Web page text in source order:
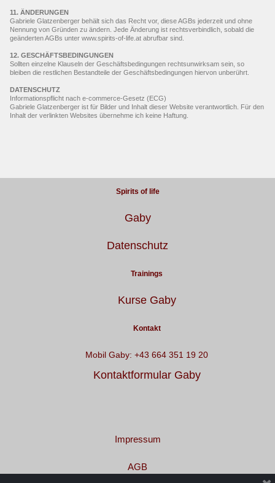
11. ÄNDERUNGEN
Gabriele Glatzenberger behält sich das Recht vor, diese AGBs jederzeit und ohne
Nennung von Gründen zu ändern. Jede Änderung ist rechtsverbindlich, sobald die
geänderten AGBs unter www.spirits-of-life.at abrufbar sind.
12. GESCHÄFTSBEDINGUNGEN
Sollten einzelne Klauseln der Geschäftsbedingungen rechtsunwirksam sein, so
bleiben die restlichen Bestandteile der Geschäftsbedingungen hiervon unberührt.
DATENSCHUTZ
Informationspflicht nach e-commerce-Gesetz (ECG)
Gabriele Glatzenberger ist für Bilder und Inhalt dieser Website verantwortlich. Für den
Inhalt der verlinkten Websites übernehme ich keine Haftung.
Spirits of life
Gaby
Datenschutz
Trainings
Kurse Gaby
Kontakt
Mobil Gaby: +43 664 351 19 20
Kontaktformular Gaby
Impressum
AGB